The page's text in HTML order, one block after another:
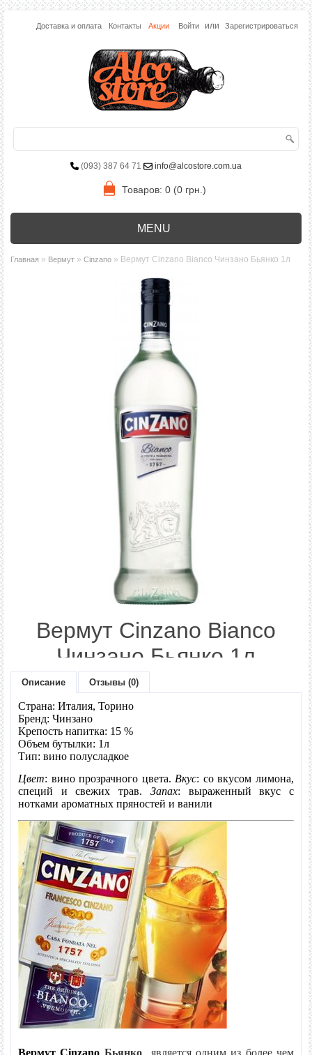
Доставка и оплата Контакты Акции Войти или Зарегистрироваться
(093) 387 64 71 info@alcostore.com.ua
Товаров: 0 (0 грн.)
MENU
Главная » Вермут » Cinzano » Вермут Cinzano Bianco Чинзано Бьянко 1л
Вермут Cinzano Bianco
Чинзано Бьянко 1л
Модель:
Наличие:
Цена:
Количество:
- или -
В закладки
В сравнение
Отзывов: 0 Написать отзыв
Метки:
Описание Отзывы (0)
Страна: Италия, Торино
Бренд: Чинзано
Крепость напитка: 15 %
Объем бутылки: 1л
Тип: вино полусладкое
Цвет: вино прозрачного цвета. Вкус: со вкусом лимона,
специй и свежих трав. Запах: выраженный вкус с
нотками ароматных пряностей и ванили
Вермут Cinzano Бьянко
является одним из более чем